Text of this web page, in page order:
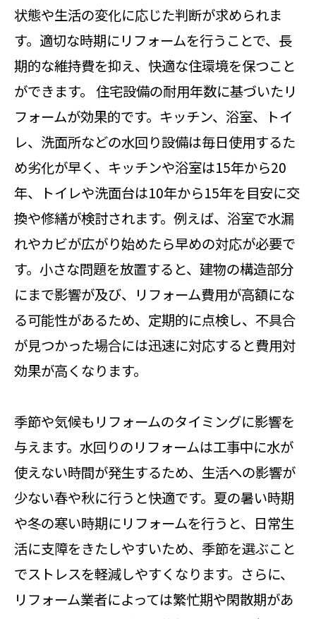
状態や生活の変化に応じた判断が求められま
す。適切な時期にリフォームを行うことで、長
期的な維持費を抑え、快適な住環境を保つこと
ができます。 住宅設備の耐用年数に基づいたリ
フォームが効果的です。キッチン、浴室、トイ
レ、洗面所などの水回り設備は毎日使用するた
め劣化が早く、キッチンや浴室は15年から20
年、トイレや洗面台は10年から15年を目安に交
換や修繕が検討されます。例えば、浴室で水漏
れやカビが広がり始めたら早めの対応が必要で
す。小さな問題を放置すると、建物の構造部分
にまで影響が及び、リフォーム費用が高額にな
る可能性があるため、定期的に点検し、不具合
が見つかった場合には迅速に対応すると費用対
効果が高くなります。
季節や気候もリフォームのタイミングに影響を
与えます。水回りのリフォームは工事中に水が
使えない時間が発生するため、生活への影響が
少ない春や秋に行うと快適です。夏の暑い時期
や冬の寒い時期にリフォームを行うと、日常生
活に支障をきたしやすいため、季節を選ぶこと
でストレスを軽減しやすくなります。さらに、
リフォーム業者によっては繁忙期や閑散期があ